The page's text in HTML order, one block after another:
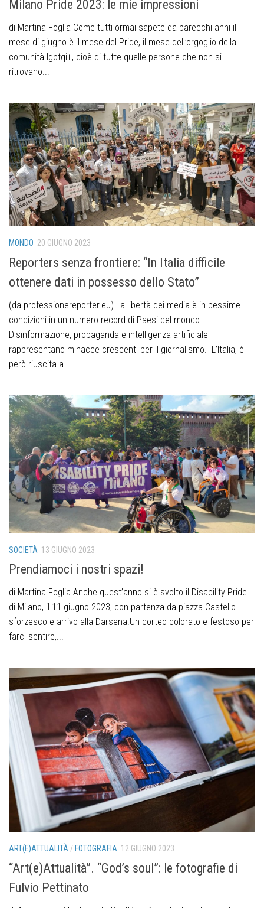
Milano Pride 2023: le mie impressioni
di Martina Foglia Come tutti ormai sapete da parecchi anni il
mese di giugno è il mese del Pride, il mese dell’orgoglio della
comunità lgbtqi+, cioè di tutte quelle persone che non si
ritrovano...
MONDO 20 GIUGNO 2023
Reporters senza frontiere: “In Italia difficile
ottenere dati in possesso dello Stato”
(da professionereporter.eu) La libertà dei media è in pessime
condizioni in un numero record di Paesi del mondo.
Disinformazione, propaganda e intelligenza artificiale
rappresentano minacce crescenti per il giornalismo. L’Italia, è
però riuscita a...
SOCIETÀ 13 GIUGNO 2023
Prendiamoci i nostri spazi!
di Martina Foglia Anche quest’anno si è svolto il Disability Pride
di Milano, il 11 giugno 2023, con partenza da piazza Castello
sforzesco e arrivo alla Darsena.Un corteo colorato e festoso per
farci sentire,...
ART(E)ATTUALITÀ/ FOTOGRAFIA 12 GIUGNO 2023
“Art(e)Attualità”. “God’s soul”: le fotografie di
Fulvio Pettinato